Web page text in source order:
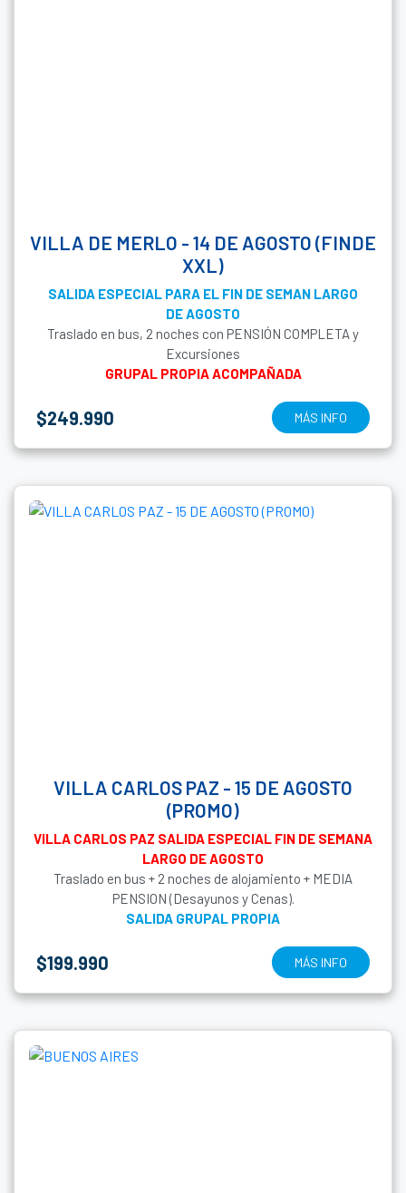
VILLA DE MERLO - 14 DE AGOSTO (FINDE
XXL)
SALIDA ESPECIAL PARA EL FIN DE SEMAN LARGO
DE AGOSTO
Traslado en bus, 2 noches con PENSIÓN COMPLETA y
Excursiones
GRUPAL PROPIA ACOMPAÑADA
$249.990 MÁS INFO
VILLA CARLOS PAZ - 15 DE AGOSTO
(PROMO)
VILLA CARLOS PAZ SALIDA ESPECIAL FIN DE SEMANA
LARGO DE AGOSTO
Traslado en bus + 2 noches de alojamiento + MEDIA
PENSION (Desayunos y Cenas).
SALIDA GRUPAL PROPIA
$199.990 MÁS INFO